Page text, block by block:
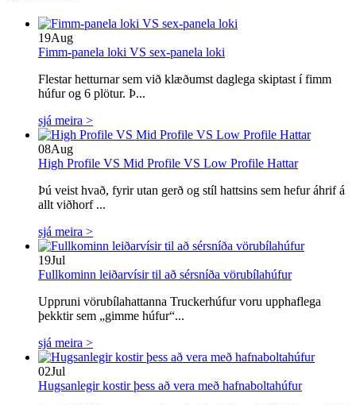
19Aug
Fimm-panela loki VS sex-panela loki
Flestar hetturnar sem við klæðumst daglega skiptast í fimm
húfur og 6 plötur. Þ...
sjá meira >
08Aug
High Profile VS Mid Profile VS Low Profile Hattar
Þú veist hvað, fyrir utan gerð og stíl hattsins sem hefur áhrif á
allt viðhorf ...
sjá meira >
19Jul
Fullkominn leiðarvísir til að sérsníða vörubílahúfur
Uppruni vörubílahattanna Truckerhúfur voru upphaflega
þekktir sem „gimme húfur“...
sjá meira >
02Jul
Hugsanlegir kostir þess að vera með hafnaboltahúfur